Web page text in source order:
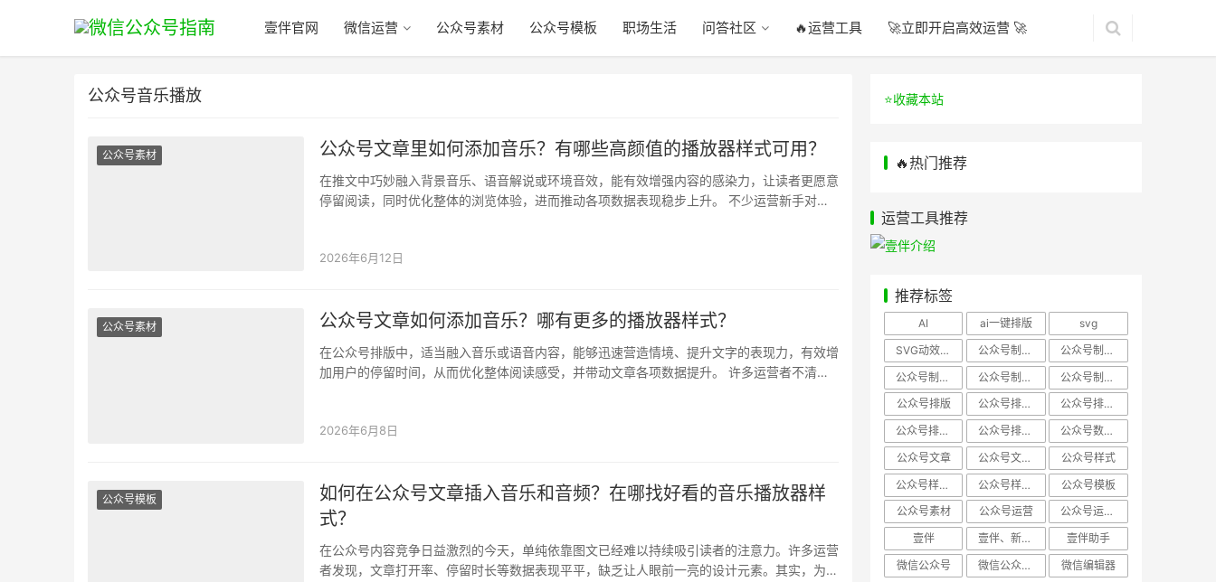
壹伴官网 微信运营 公众号素材 公众号模板 职场生活 问答社区 🔥运营工具 🚀立即开启高效运营 🚀
公众号音乐播放
公众号素材 公众号文章里如何添加音乐？有哪些高颜值的播放器样式可用？
在推文中巧妙融入背景音乐、语音解说或环境音效，能有效增强内容的感染力，让读者更愿意
停留阅读，同时优化整体的浏览体验，进而推动各项数据表现稳步上升。 不少运营新手对如
2026年6月12日
公众号素材 公众号文章如何添加音乐？哪有更多的播放器样式？
在公众号排版中，适当融入音乐或语音内容，能够迅速营造情境、提升文字的表现力，有效增
加用户的停留时间，从而优化整体阅读感受，并带动文章各项数据提升。 许多运营者不清楚
2026年6月8日
公众号模板
如何在公众号文章插入音乐和音频？在哪找好看的音乐播放器样
式？
在公众号内容竞争日益激烈的今天，单纯依靠图文已经难以持续吸引读者的注意力。许多运营
者发现，文章打开率、停留时长等数据表现平平，缺乏让人眼前一亮的设计元素。其实，为文
⭐️收藏本站
🔥热门推荐
运营工具推荐
推荐标签
AI ai一键排版
svg
SVG动效样式
公众号制作、公众号排版
公众号制作、公众号模板
公众号制作、微信编辑器
公众号制作，公众号排版
公众号制作，公众号排版、微信编辑器
公众号排版
公众号排版，公众号模板
公众号排版，公众号素材
公众号排版，微信编辑器
公众号排版，排版样式
公众号数据分析
公众号文章
公众号文章、公众号运营
公众号样式
公众号样式，微信公众号排版
公众号样式，微信编辑器
公众号模板
公众号素材
公众号运营
公众号运营，公众号编辑器
壹伴
壹伴、新媒体运营
壹伴助手
微信公众号
微信公众号，样式模板、公众号样式 微信编辑器